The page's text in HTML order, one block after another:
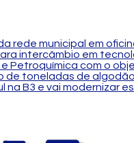
rede municipal em
intercâmbio em
Petroquímica com o
de toneladas de
na B3 e vai